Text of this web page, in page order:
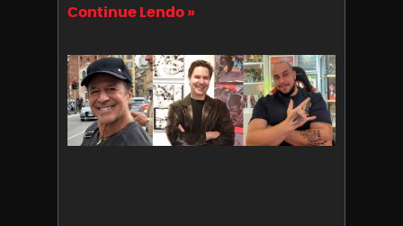
Continue Lendo »